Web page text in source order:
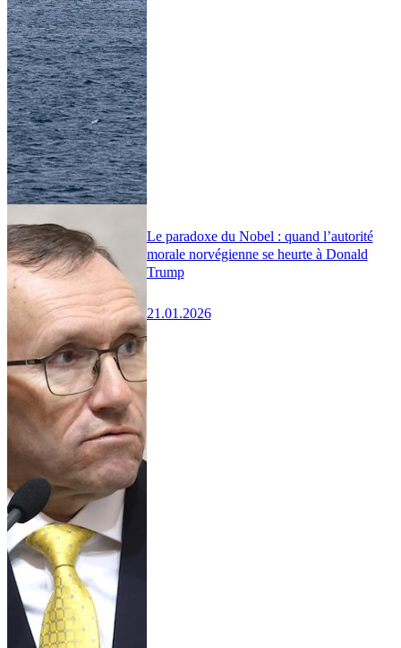
Le paradoxe du Nobel : quand l’autorité
morale norvégienne se heurte à Donald
Trump
21.01.2026